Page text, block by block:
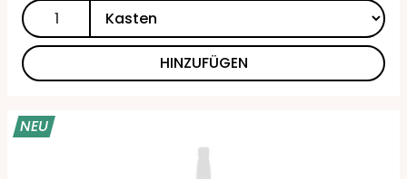
HINZUFÜGEN
NEU